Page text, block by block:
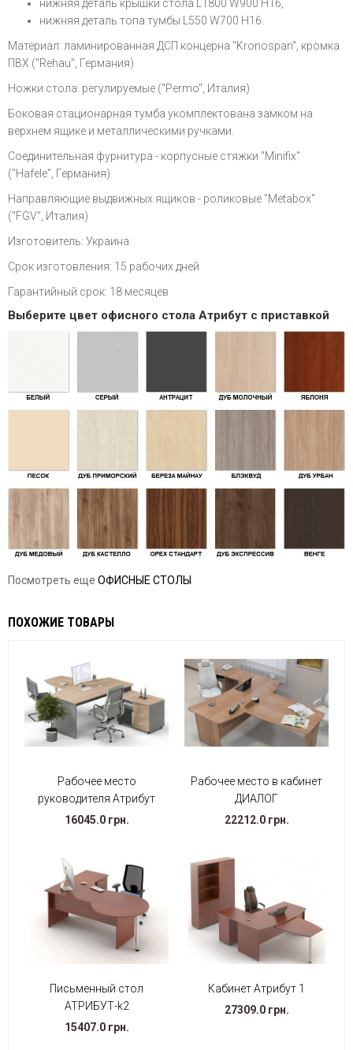
нижняя деталь крышки стола L1800 W900 H16,
нижняя деталь топа тумбы L550 W700 H16.
Материал: ламинированная ДСП концерна "Kronospan", кромка
ПВХ ("Rehau", Германия)
Ножки стола: регулируемые ("Permo", Италия)
Боковая стационарная тумба укомплектована замком на
верхнем ящике и металлическими ручками.
Соединительная фурнитура - корпусные стяжки "Minifix"
("Hafele", Германия)
Направляющие выдвижных ящиков - роликовые "Metabox"
("FGV", Италия)
Изготовитель: Украина
Срок изготовления: 15 рабочих дней
Гарантийный срок: 18 месяцев
Выберите цвет офисного стола Атрибут с приставкой
Посмотреть еще ОФИСНЫЕ СТОЛЫ
ПОХОЖИЕ ТОВАРЫ
Рабочее место
руководителя Атрибут
16045.0 грн.
Рабочее место в кабинет
ДИАЛОГ
22212.0 грн.
Письменный стол
АТРИБУТ-k2
15407.0 грн.
Кабинет Атрибут 1
27309.0 грн.